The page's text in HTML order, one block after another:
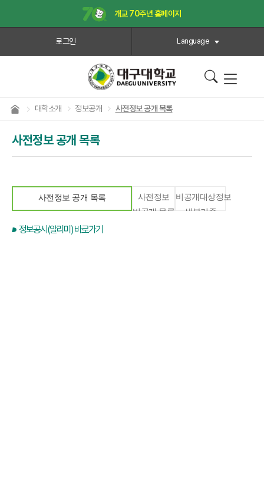
개교 70주년 홈페이지
로그인 Language
대학소개 정보공개 사전정보 공개 목록
사전정보 공개 목록
사전정보 공개 목록
사전정보
비공개 목록
비공개대상정보
세부기준
정보공시(알리미) 바로가기